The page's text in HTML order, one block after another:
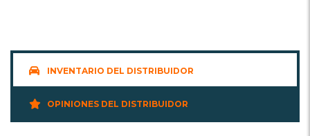
INVENTARIO DEL DISTRIBUIDOR
OPINIONES DEL DISTRIBUIDOR